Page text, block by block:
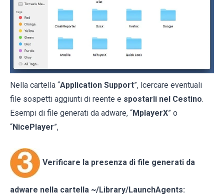
Nella cartella “Application Support”, lcercare eventuali
file sospetti aggiunti di reente e spostarli nel Cestino.
Esempi di file generati da adware, “MplayerX” o
“NicePlayer”,
Verificare la presenza di file generati da
adware nella cartella ~/Library/LaunchAgents: